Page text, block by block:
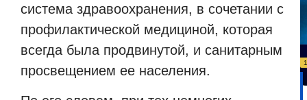
система здравоохранения, в сочетании с
профилактической медициной, которая
всегда была продвинутой, и санитарным
просвещением ее населения.